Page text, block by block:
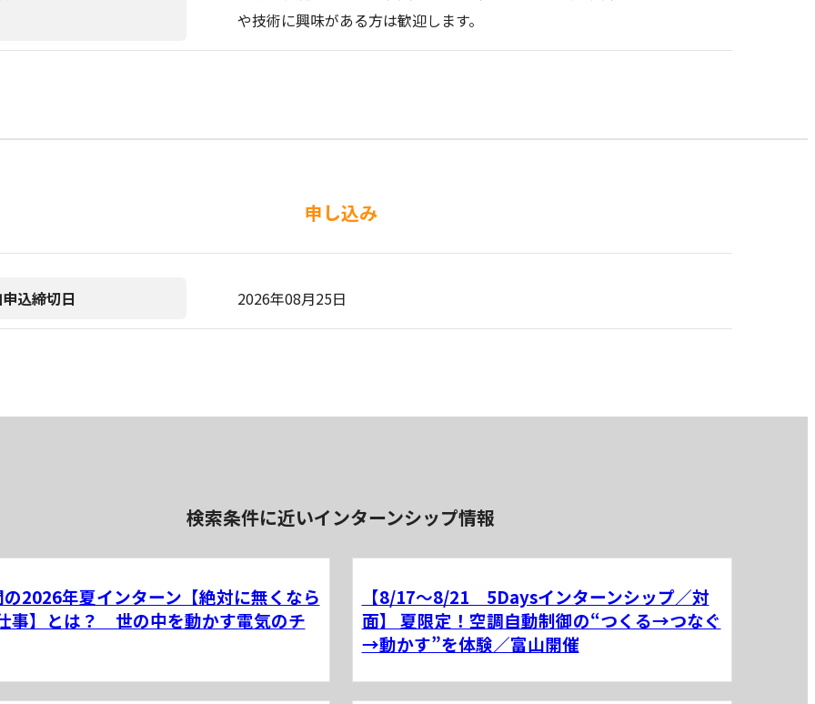
や技術に興味がある方は歓迎します。
申し込み
込締切日 2026年08月25日
検索条件に近いインターンシップ情報
2026年夏インターン【絶対に無くなら
事】とは？ 世の中を動かす電気のチ
【8/17～8/21 5Daysインターンシップ／対
面】 夏限定！空調自動制御の“つくる→つなぐ
→動かす”を体験／富山開催